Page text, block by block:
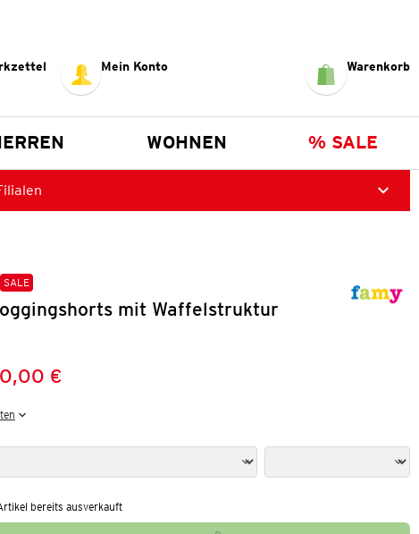
Mein Konto Warenkorb
WOHNEN % SALE
SALE
mit Waffelstruktur
Preis:
€
bereits ausverkauft